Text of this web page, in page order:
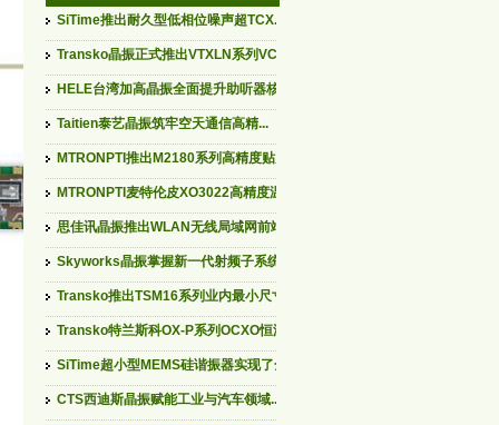
SiTime推出耐久型低相位噪声超TCX...
Transko晶振正式推出VTXLN系列VCT...
HELE台湾加高晶振全面提升助听器核...
Taitien泰艺晶振筑牢空天通信高精...
MTRONPTI推出M2180系列高精度贴片...
MTRONPTI麦特伦皮XO3022高精度温补...
思佳讯晶振推出WLAN无线局域网前端...
Skyworks晶振掌握新一代射频子系统...
Transko推出TSM16系列业内最小尺寸...
Transko特兰斯科OX-P系列OCXO恒温...
SiTime超小型MEMS硅谐振器实现了全...
CTS西迪斯晶振赋能工业与汽车领域...